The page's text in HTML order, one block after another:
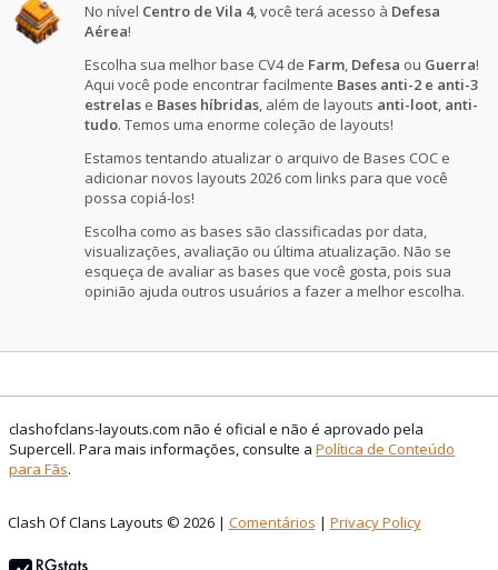
No nível Centro de Vila 4, você terá acesso à Defesa
Aérea!
Escolha sua melhor base CV4 de Farm, Defesa ou Guerra!
Aqui você pode encontrar facilmente Bases anti-2 e anti-3
estrelas e Bases híbridas, além de layouts anti-loot, anti-
tudo. Temos uma enorme coleção de layouts!
Estamos tentando atualizar o arquivo de Bases COC e
adicionar novos layouts 2026 com links para que você
possa copiá-los!
Escolha como as bases são classificadas por data,
visualizações, avaliação ou última atualização. Não se
esqueça de avaliar as bases que você gosta, pois sua
opinião ajuda outros usuários a fazer a melhor escolha.
clashofclans-layouts.com não é oficial e não é aprovado pela
Supercell. Para mais informações, consulte a Política de Conteúdo
para Fãs.
Clash Of Clans Layouts © 2026 | Comentários | Privacy Policy